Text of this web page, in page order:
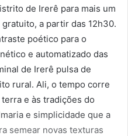
de Irerê para mais um
a partir das 12h30.
poético para o
e automatizado das
de Irerê pulsa de
rural. Ali, o tempo corre
e às tradições do
e simplicidade que a
semear novas texturas